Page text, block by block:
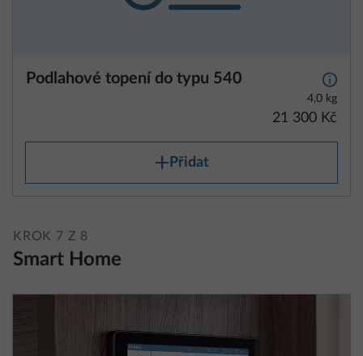
Podlahové topení do typu 540 Další
4,0 kg
21 300 Kč
Přidat
KROK 7 Z 8
Smart Home